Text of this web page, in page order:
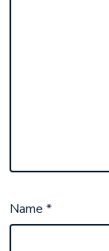
Name*